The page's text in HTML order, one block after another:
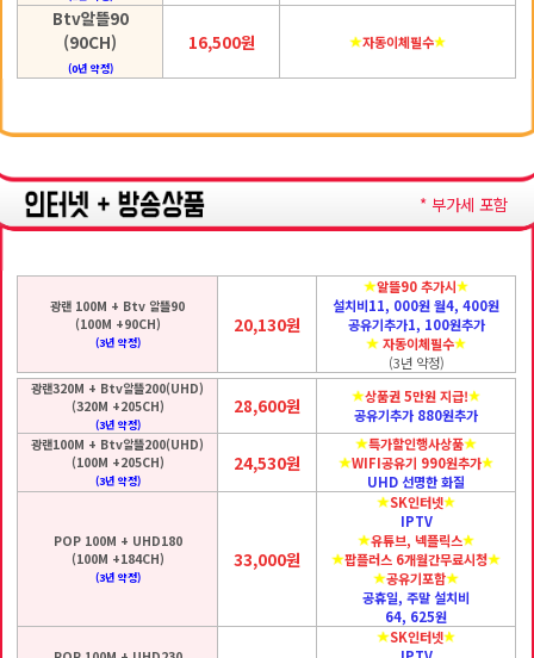
Btv알뜰90
(90CH)
(0년 약정)
16,500원 자동이체필수
* 부가세 포함
광랜 100M + Btv 알뜰90
(100M +90CH)
(3년 약정)
20,130원
알뜰90 추가시
설치비11, 000원 월4, 400원
공유기추가1, 100원추가
자동이체필수
(3년 약정)
광랜320M + Btv알뜰200(UHD)
(320M +205CH)
(3년 약정)
28,600원
상품권 5만원 지급!
공유기추가 880원추가
광랜100M + Btv알뜰200(UHD)
(100M +205CH)
(3년 약정)
24,530원
특가할인행사상품
WIFI공유기 990원추가
UHD 선명한 화질
POP 100M + UHD180
(100M +184CH)
(3년 약정)
33,000원
SK인터넷
IPTV
유튜브, 넥플릭스
팝플러스 6개월간무료시청
공유기포함
공휴일, 주말 설치비
64, 625원
SK인터넷